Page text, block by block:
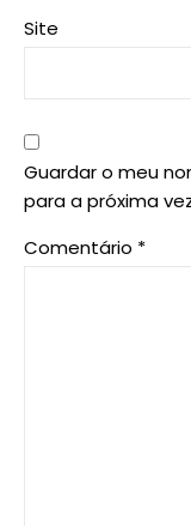
Site
Guardar o meu
para a próxima
Comentário *